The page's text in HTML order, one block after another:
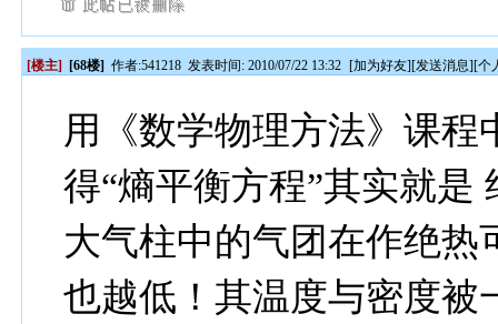
[楼主] [68楼] 作者:541218 发表时间: 2010/07/22 13:32 [加为好友][发送消息][个
用《数学物理方法》课程
得“熵平衡方程”其实就是
大气柱中的气团在作绝热
也越低！其温度与密度被